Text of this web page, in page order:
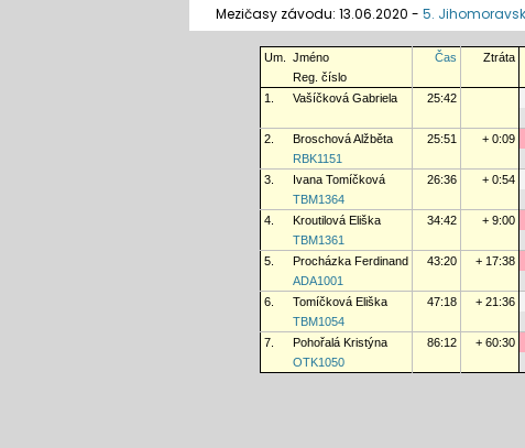
Mezičasy závodu: 13.06.2020 - 5.
Um. Jméno Čas Ztráta
Reg. číslo
1.
Vašíčková Gabriela 25:42
2.
Broschová Alžběta 25:51 + 0:09
RBK1151
3.
Ivana Tomíčková 26:36 + 0:54
TBM1364
4.
Kroutilová Eliška 34:42 + 9:00
TBM1361
5.
Procházka Ferdinand 43:20 + 17:38
ADA1001
6.
Tomíčková Eliška 47:18 + 21:36
TBM1054
7.
Pohořalá Kristýna 86:12 + 60:30
OTK1050